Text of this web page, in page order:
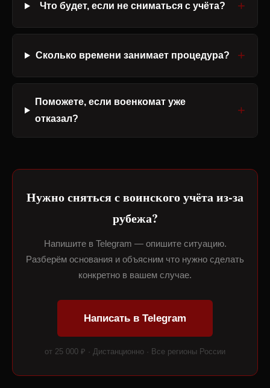
Что будет, если не сниматься с учёта?
Сколько времени занимает процедура?
Поможете, если военкомат уже
отказал?
Нужно сняться с воинского учёта из-за
рубежа?
Напишите в Telegram — опишите ситуацию.
Разберём основания и объясним что нужно сделать
конкретно в вашем случае.
Написать в Telegram
от 25 000 ₽ · Дистанционно · Все регионы России